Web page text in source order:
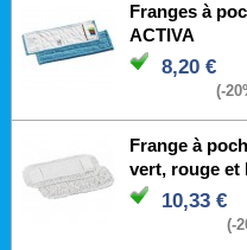
Franges à
ACTIVA
8,20 €
(-
Frange à
vert, rouge et
10,33 €
(-